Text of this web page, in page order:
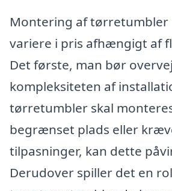
Montering af tørretumbler
variere i pris afhængigt af
Det første, man bør
kompleksiteten af
tørretumbler skal
begrænset plads eller
tilpasninger, kan dette
Derudover spiller det en